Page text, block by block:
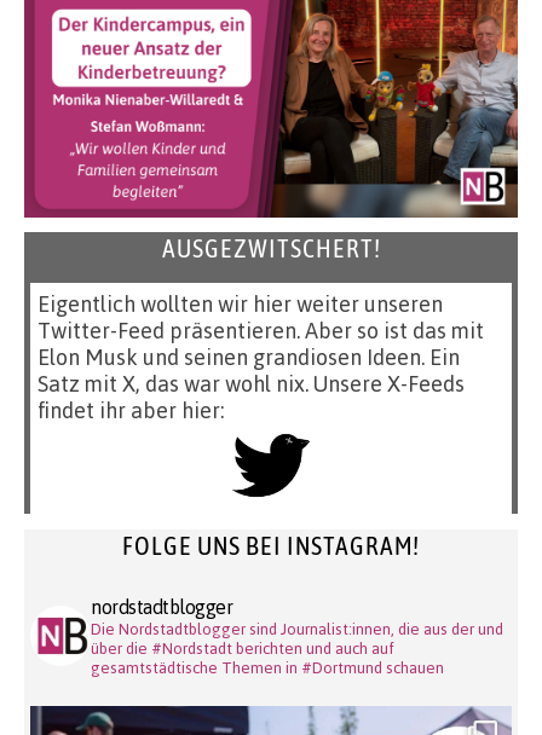
AUSGEZWITSCHERT!
Eigentlich wollten wir hier weiter unseren
Twitter-Feed präsentieren. Aber so ist das mit
Elon Musk und seinen grandiosen Ideen. Ein
Satz mit X, das war wohl nix. Unsere X-Feeds
findet ihr aber hier:
FOLGE UNS BEI INSTAGRAM!
nordstadtblogger
Die Nordstadtblogger sind Journalist:innen, die aus der und
über die #Nordstadt berichten und auch auf
gesamtstädtische Themen in #Dortmund schauen